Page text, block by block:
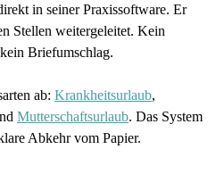
in seiner Praxissoftware. Er
Stellen weitergeleitet. Kein
Briefumschlag.
ab: Krankheitsurlaub,
Mutterschaftsurlaub. Das System
Abkehr vom Papier.